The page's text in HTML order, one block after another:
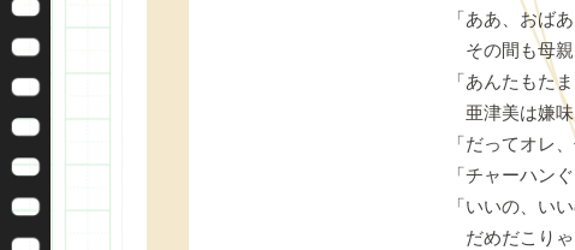
「ああ、おば
その間も母親
「あんたもた
亜津美は嫌味
「だってオレ
「チャーハン
「いいの、い
だめだこりゃ